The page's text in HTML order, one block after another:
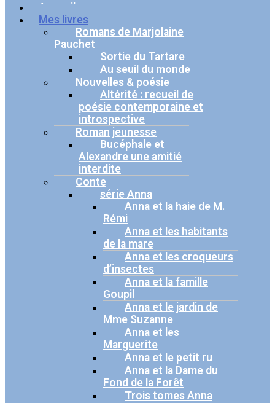
Accueil
Mes livres
Romans de Marjolaine
Pauchet
Sortie du Tartare
Au seuil du monde
Nouvelles & poésie
Altérité : recueil de
poésie contemporaine et
introspective
Roman jeunesse
Bucéphale et
Alexandre une amitié
interdite
Conte
série Anna
Anna et la haie de M.
Rémi
Anna et les habitants
de la mare
Anna et les croqueurs
d’insectes
Anna et la famille
Goupil
Anna et le jardin de
Mme Suzanne
Anna et les
Marguerite
Anna et le petit ru
Anna et la Dame du
Fond de la Forêt
Trois tomes Anna